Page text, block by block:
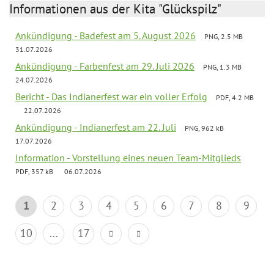
Informationen aus der Kita "Glückspilz"
Ankündigung - Badefest am 5. August 2026
PNG, 2.5 MB
31.07.2026
Ankündigung - Farbenfest am 29. Juli 2026
PNG, 1.3 MB
24.07.2026
Bericht - Das Indianerfest war ein voller Erfolg
PDF, 4.2 MB
22.07.2026
Ankündigung - Indianerfest am 22. Juli
PNG, 962 kB
17.07.2026
Information - Vorstellung eines neuen Team-Mitglieds
PDF, 357 kB 06.07.2026
1 2 3 4 5 6 7 8
9
10
... 17